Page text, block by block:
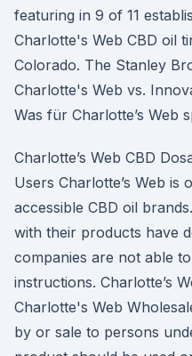
featuring in 9 of 11
Charlotte's Web CBD oil
Colorado. The Stanley
Charlotte's Web vs.
Was für Charlotte’s Web
Charlotte’s Web CBD
Users Charlotte’s Web
accessible CBD oil
with their products have
companies are not able
instructions. Charlotte’s
Charlotte's Web
by or sale to persons